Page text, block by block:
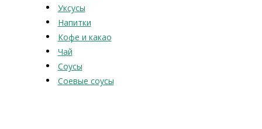
Уксусы
Напитки
Кофе и какао
Чай
Соусы
Соевые соусы